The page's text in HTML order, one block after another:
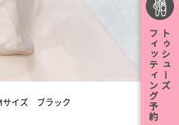
イズ ブラック